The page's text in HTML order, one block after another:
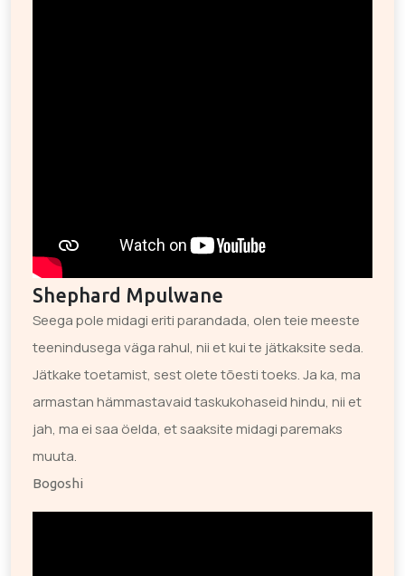
Shephard Mpulwane
Seega pole midagi eriti parandada, olen teie meeste
teenindusega väga rahul, nii et kui te jätkaksite seda.
Jätkake toetamist, sest olete tõesti toeks. Ja ka, ma
armastan hämmastavaid taskukohaseid hindu, nii et
jah, ma ei saa öelda, et saaksite midagi paremaks
muuta.
Bogoshi